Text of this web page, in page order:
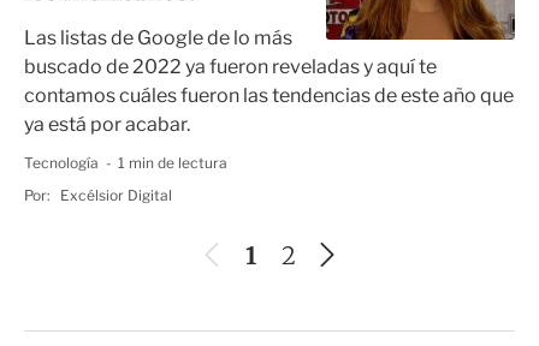
Las listas de Google de lo más
buscado de 2022 ya fueron reveladas y aquí te
contamos cuáles fueron las tendencias de este año que
ya está por acabar.
Tecnología
1 min de lectura
Por:
Excélsior Digital
1 2